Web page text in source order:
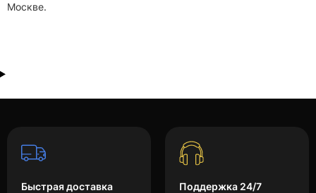
Москве.
Быстрая доставка Поддержка 24/7